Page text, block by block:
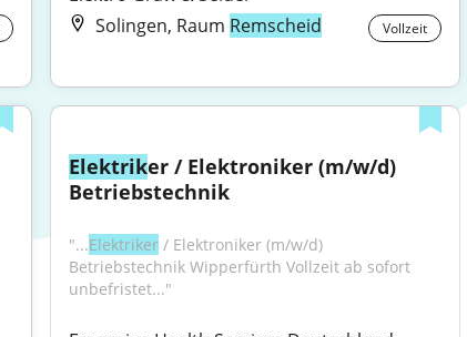
Solingen, Raum Remscheid Vollzeit
Elektriker / Elektroniker (m/w/d)
Betriebstechnik
"...Elektriker / Elektroniker (m/w/d)
Betriebstechnik Wipperfürth Vollzeit ab sofort
unbefristet..."